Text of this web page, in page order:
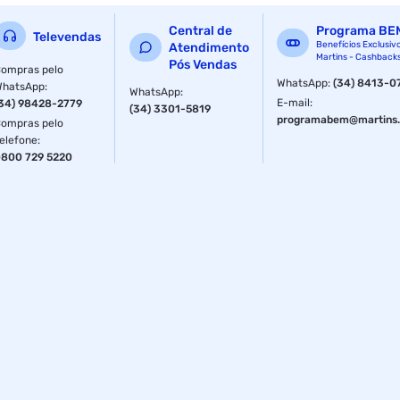
energia por mais tempo sem elevar os níveis de insulina
formando os temidos picos. Benefícios WAXY MAIZE
- Melhora a composição corporal - Regenera a
musculatura
- Aumenta a energia
Televendas
pelo
:
98428-2779
pelo
:
729 5220
Central de
Atendimento
Pós Vendas
WhatsApp:
(34) 3301-5819
Programa
Benefícios
Martins -
WhatsApp:(34) 8413-
E-mail: